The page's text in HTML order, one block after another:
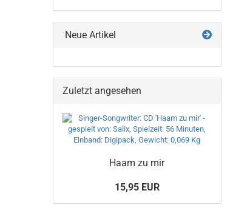
Neue Artikel
Zuletzt angesehen
Haam zu mir
15,95 EUR